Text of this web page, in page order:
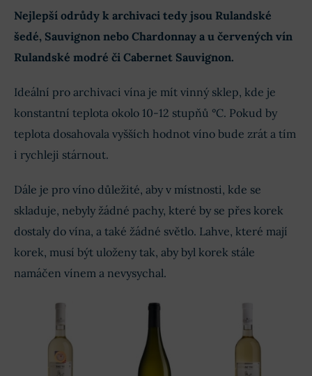
Nejlepší odrůdy k archivaci tedy jsou Rulandské
šedé, Sauvignon nebo Chardonnay a u červených vín
Rulandské modré či Cabernet Sauvignon.
Ideální pro archivaci vína je mít vinný sklep, kde je
konstantní teplota okolo 10-12 stupňů °C. Pokud by
teplota dosahovala vyšších hodnot víno bude zrát a tím
i rychleji stárnout.
Dále je pro víno důležité, aby v místnosti, kde se
skladuje, nebyly žádné pachy, které by se přes korek
dostaly do vína, a také žádné světlo. Lahve, které mají
korek, musí být uloženy tak, aby byl korek stále
namáčen vínem a nevysychal.